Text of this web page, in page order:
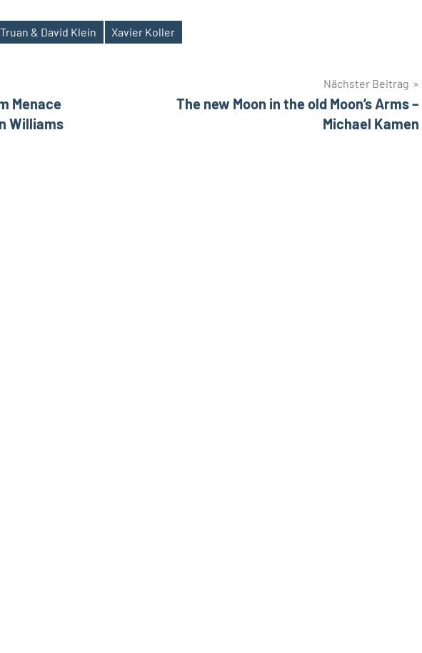
& David Klein Xavier Koller
Menace
Williams
Nächster Beitrag
The new Moon in the old Moon’s Arms –
Michael Kamen